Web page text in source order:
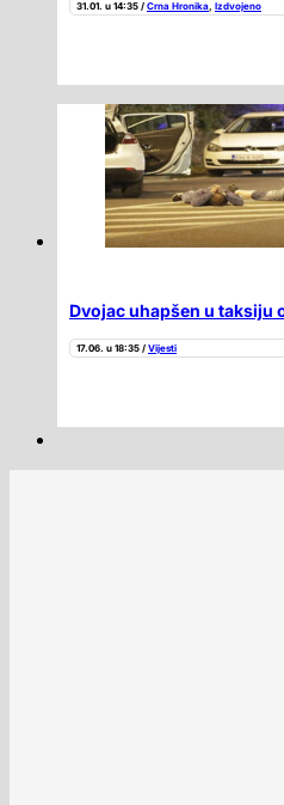
31.01. u 14:35 / Crna Hronika, Izdvojeno
Dvojac uhapšen u taksiju
17.06. u 18:35 / Vijesti